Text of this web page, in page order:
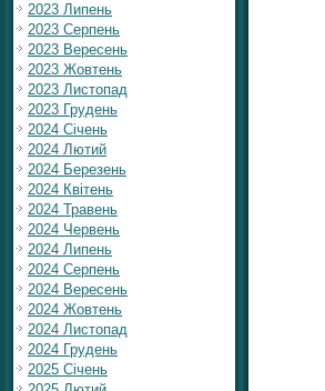
2023 Липень
2023 Серпень
2023 Вересень
2023 Жовтень
2023 Листопад
2023 Грудень
2024 Січень
2024 Лютий
2024 Березень
2024 Квітень
2024 Травень
2024 Червень
2024 Липень
2024 Серпень
2024 Вересень
2024 Жовтень
2024 Листопад
2024 Грудень
2025 Січень